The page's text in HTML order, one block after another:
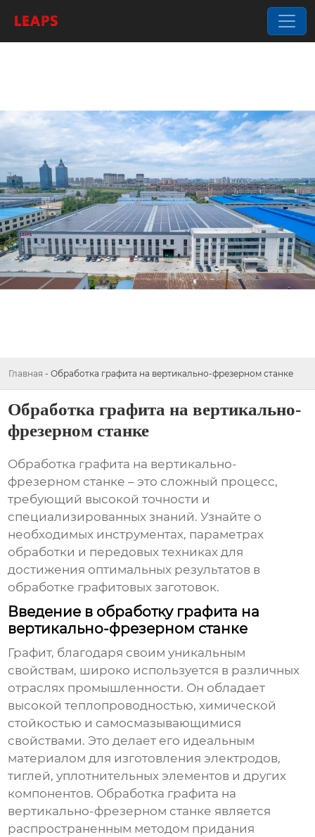
Главная - Обработка графита на вертикально-фрезерном станке
Обработка графита на вертикально-
фрезерном станке
Обработка графита на вертикально-
фрезерном станке – это сложный процесс,
требующий высокой точности и
специализированных знаний. Узнайте о
необходимых инструментах, параметрах
обработки и передовых техниках для
достижения оптимальных результатов в
обработке графитовых заготовок.
Введение в обработку графита на
вертикально-фрезерном станке
Графит, благодаря своим уникальным
свойствам, широко используется в различных
отраслях промышленности. Он обладает
высокой теплопроводностью, химической
стойкостью и самосмазывающимися
свойствами. Это делает его идеальным
материалом для изготовления электродов,
тиглей, уплотнительных элементов и других
компонентов. Обработка графита на
вертикально-фрезерном станке является
распространенным методом придания